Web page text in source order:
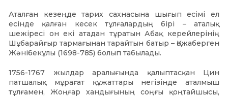
Аталған кезеңде тарих сахнасына шығып есімі ел
есінде қалған кесек тұлғалардың бірі – аталық
шежіресі он екі атадан тұратын Абақ керейлерінің
Шұбарайғыр тармағынан тарайтын батыр – Қожаберген
Жәнібекұлы (1698-785) болып табылады.
1756-1767 жылдар аралығында қалыптасқан Цин
патшалық мұрағат құжаттары негізінде аталмыш
тұлғамен, Жоңғар хандығының соңғы қоңтайшысы,